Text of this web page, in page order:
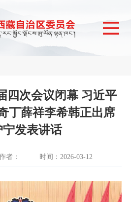
四次会议闭幕 习近平
丁薛祥李希韩正出席
宁发表讲话
者： 时间：2026-03-12